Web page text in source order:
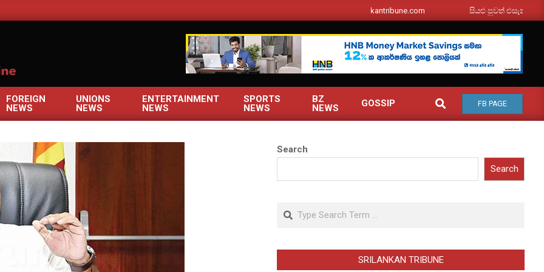
srilankantribune.com සියළු පුවත් එසැනින් ඔබ වෙත
Primary
Menu
FOREIGN
NEWS
UNIONS
NEWS
ENTERTAINMENT
NEWS
SPORTS
NEWS
BZ
NEWS
GOSSIP SEARCH
FB PAGE
Search
Search
Search
SRILANKAN TRIBUNE